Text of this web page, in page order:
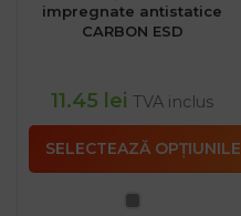
impregnate antistatice
CARBON ESD
11.45 lei TVA inclus
SELECTEAZĂ OPȚIUNILE